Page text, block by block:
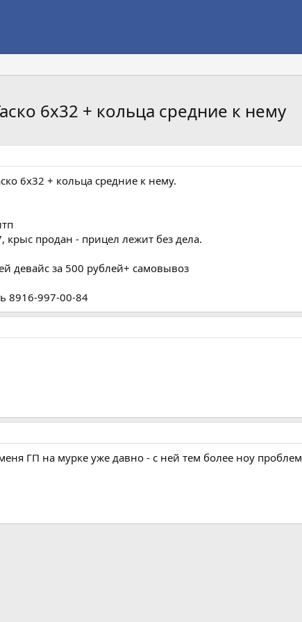
6х32 + кольца средние к нему
6х32 + кольца средние к нему.
крыс продан - прицел лежит без дела.
девайс за 500 рублей+ самовывоз
8916-997-00-84
ГП на мурке уже давно - с ней тем более ноу проблем